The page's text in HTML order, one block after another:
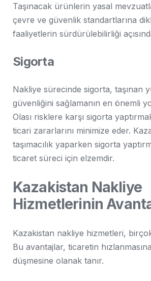
Taşınacak ürünlerin yasal
çevre ve güvenlik standartlarına
faaliyetlerin sürdürülebilirliği
Sigorta
Nakliye sürecinde sigorta, taşınan
güvenliğini sağlamanın en önemli
Olası risklere karşı sigorta
ticari zararlarını minimize eder.
taşımacılık yaparken sigorta
ticaret süreci için elzemdir.
Kazakistan Nakliye
Hizmetlerinin
Kazakistan nakliye hizmetleri,
Bu avantajlar, ticaretin
düşmesine olanak tanır.